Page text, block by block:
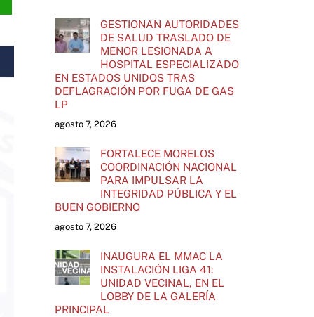
GESTIONAN AUTORIDADES
DE SALUD TRASLADO DE
MENOR LESIONADA A
HOSPITAL ESPECIALIZADO
EN ESTADOS UNIDOS TRAS
DEFLAGRACIÓN POR FUGA DE GAS
LP
agosto 7, 2026
FORTALECE MORELOS
COORDINACIÓN NACIONAL
PARA IMPULSAR LA
INTEGRIDAD PÚBLICA Y EL
BUEN GOBIERNO
agosto 7, 2026
INAUGURA EL MMAC LA
INSTALACIÓN LIGA 41:
UNIDAD VECINAL, EN EL
LOBBY DE LA GALERÍA
PRINCIPAL